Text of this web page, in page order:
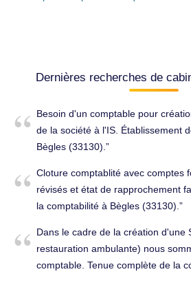
Dernières recherches de
Besoin d'un comptable pour
de la société à l'IS. Établissement
Bègles (33130).
Cloture comptablité avec comptes
révisés et état de rapprochement
la comptabilité à Bègles (33130).
Dans le cadre de la création d'une
restauration ambulante) nous
comptable. Tenue complète de la